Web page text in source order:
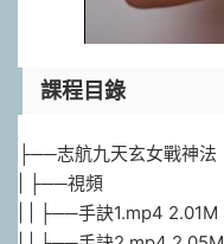
課程目錄
├──志航九天玄女戰神法
| ├──視頻
| | ├──手訣1.mp4 2.01M